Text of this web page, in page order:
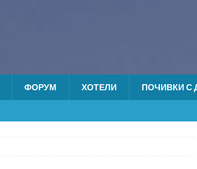
ФОРУМ ХОТЕЛИ ПОЧИВКИ С